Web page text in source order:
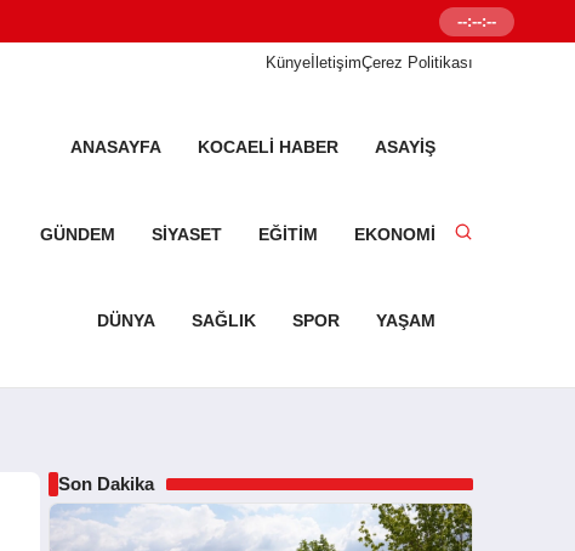
Senetleal.com
--:--:--
KünyeİletişimÇerez Politikası
ANASAYFA KOCAELI HABER ASAYIŞ
GÜNDEM SIYASET EĞITIM EKONOMI
DÜNYA SAĞLIK SPOR YAŞAM
Son Dakika